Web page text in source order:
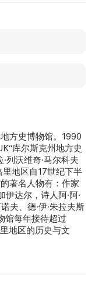
方史博物馆。1990
库尔斯克州地方史
列沃维奇·马尔科夫
地区自17世纪下半
著名人物有：作家
伊达尔，诗人阿·阿·
夫、德·伊·朱拉夫斯
馆每年接待超过
地区的历史与文